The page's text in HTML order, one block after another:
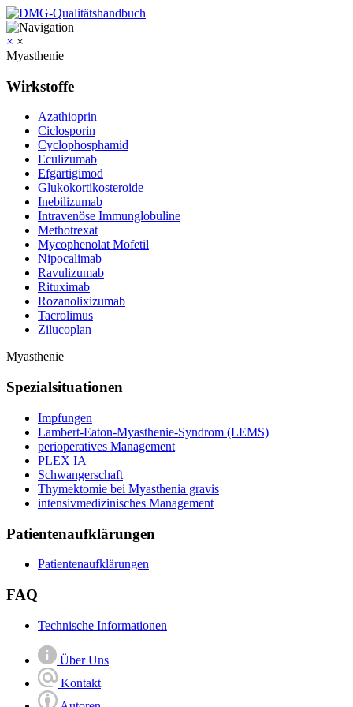
× ×
Myasthenie
Wirkstoffe
Azathioprin
Ciclosporin
Cyclophosphamid
Eculizumab
Efgartigimod
Glukokortikosteroide
Inebilizumab
Intravenöse Immunglobuline
Methotrexat
Mycophenolat Mofetil
Nipocalimab
Ravulizumab
Rituximab
Rozanolixizumab
Tacrolimus
Zilucoplan
Myasthenie
Spezialsituationen
Impfungen
Lambert-Eaton-Myasthenie-Syndrom (LEMS)
perioperatives Management
PLEX IA
Schwangerschaft
Thymektomie bei Myasthenia gravis
intensiv­­medizinisches Management
Patientenaufklärungen
Patientenaufklärungen
FAQ
Technische Informationen
Über Uns
Kontakt